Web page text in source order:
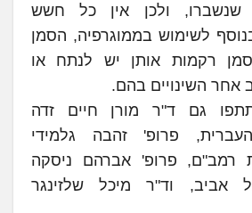
שנשברו, ולכן אין כל חשש
לשימוש בממוגרפיה, הסמן
רקמות אותן יש לנתח או
אחר השינויים בהם.
גם ד"ר מורן חיים זדה
פרופ' זהבה גלמידי
רמב"ם, פרופ' אברהם ניסקה
אביב, וד"ר מיכל שלזינגר